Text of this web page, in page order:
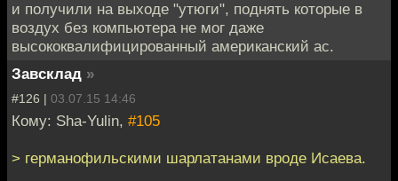
и получили на выходе "утюги", поднять которые в
воздух без компьютера не мог даже
высококвалифицированный американский ас.
Завсклад »
#126 | 03.07.15 14:46
Кому: Sha-Yulin, #105
> германофильскими шарлатанами вроде Исаева.